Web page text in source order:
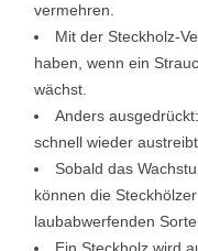
vermehren.
Mit der Steckholz-
haben, wenn ein
wächst.
Anders
schnell wieder
Sobald das
können die
laubabwerfenden